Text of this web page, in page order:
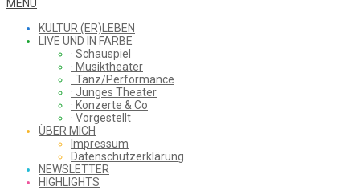
WHAT
SAW
Menu
MENU
KULTUR (ER)LEBEN
LIVE UND IN FARBE
· Schauspiel
· Musiktheater
· Tanz/Performance
· Junges Theater
· Konzerte & Co
· Vorgestellt
ÜBER MICH
Impressum
Datenschutzerklärung
NEWSLETTER
HIGHLIGHTS